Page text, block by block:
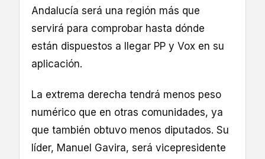
Andalucía será una región más que
servirá para comprobar hasta dónde
están dispuestos a llegar PP y Vox en su
aplicación.
La extrema derecha tendrá menos peso
numérico que en otras comunidades, ya
que también obtuvo menos diputados. Su
líder, Manuel Gavira, será vicepresidente